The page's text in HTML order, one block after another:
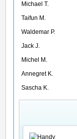
Michael T.
Taifun M.
Waldemar P.
Jack J.
Michel M.
Annegret K.
Sascha K.